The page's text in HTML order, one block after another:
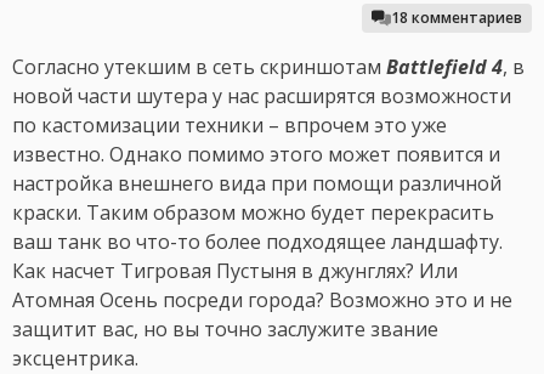
18 комментариев
Согласно утекшим в сеть скриншотам Battlefield 4, в
новой части шутера у нас расширятся возможности
по кастомизации техники – впрочем это уже
известно. Однако помимо этого может появится и
настройка внешнего вида при помощи различной
краски. Таким образом можно будет перекрасить
ваш танк во что-то более подходящее ландшафту.
Как насчет Тигровая Пустыня в джунглях? Или
Атомная Осень посреди города? Возможно это и не
защитит вас, но вы точно заслужите звание
эксцентрика.